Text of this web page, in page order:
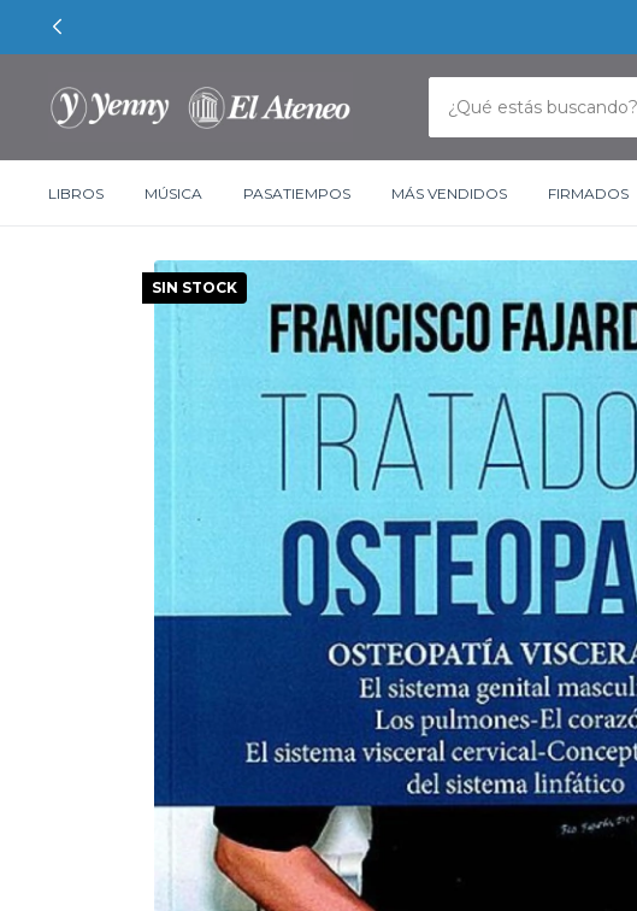
LIBROS MÚSICA PASATIEMPOS MÁS VENDIDOS FIRMADOS
SIN STOCK